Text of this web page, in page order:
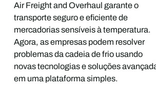
Air Freight and Overhaul garante o
transporte seguro e eficiente de
mercadorias sensíveis à temperatura.
Agora, as empresas podem resolver
problemas da cadeia de frio usando
novas tecnologias e soluções
em uma plataforma simples.